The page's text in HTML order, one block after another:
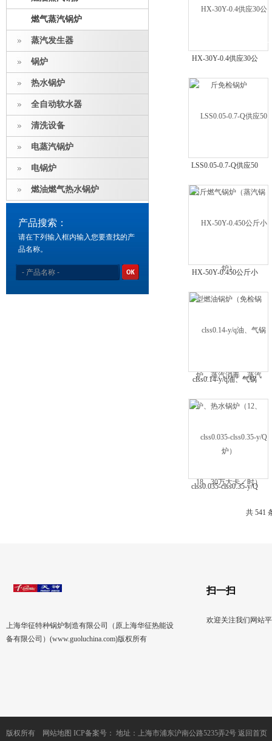
燃气蒸汽锅炉
蒸汽发生器
锅炉
热水锅炉
全自动软水器
清洗设备
电蒸汽锅炉
电锅炉
燃油燃气热水锅炉
产品搜索：
请在下列输入框内输入您要查找的产
品名称。
HX-30Y-0.4供应30公
LSS0.05-0.7-Q供应50
炉）
HX-50Y-0.450公斤小
炉，蒸汽消毒，蒸汽
clss0.14-y/q油、气锅
18、30万大卡／时）
clss0.035-clss0.35-y/Q
炉、油锅炉、3-30万大
共 541
上海华征特种锅炉制造有限公司（原上海华征热能设
备有限公司）(www.guoluchina.com)版权所有
扫一扫
欢迎关注我们网站
版权所有 网站地图 ICP备案号： 地址：上海市浦东沪南公路5235弄2号 返回首页